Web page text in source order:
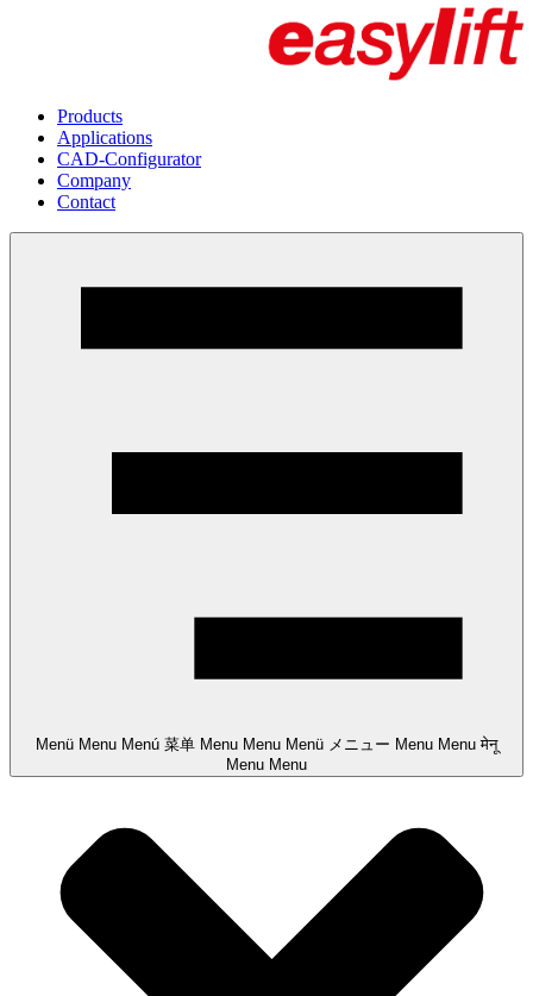
Products
Applications
CAD-Configurator
Company
Contact
Menü Menu Menú 菜单 Menu Menu Menü メニュー Menu Menu मेनू
Menu Menu